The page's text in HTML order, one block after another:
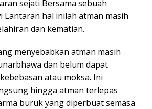
sejati Bersama sebuah
Lantaran hal inilah atman masih
dan kematian.
menyebabkan atman masih
dan belum dapat
atau moksa. Ini
hingga atman terlepas
buruk yang diperbuat semasa